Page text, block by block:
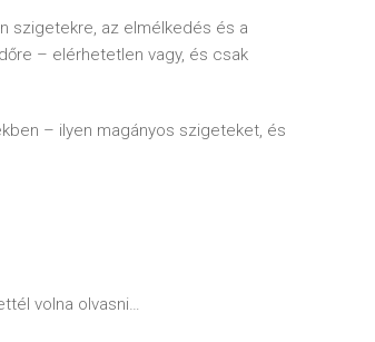
szigetekre, az elmélkedés és a
– elérhetetlen vagy, és csak
– ilyen magányos szigeteket, és
volna olvasni…